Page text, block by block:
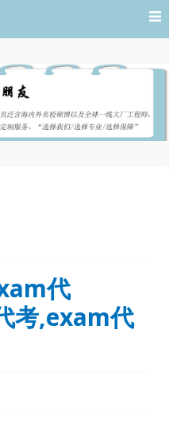
代
考,exam代